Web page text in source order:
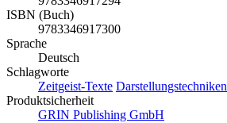
ISBN (Buch)
9783346917300
Sprache
Deutsch
Schlagworte
Zeitgeist-Texte Darstellungstechniken
Produktsicherheit
GRIN Publishing GmbH